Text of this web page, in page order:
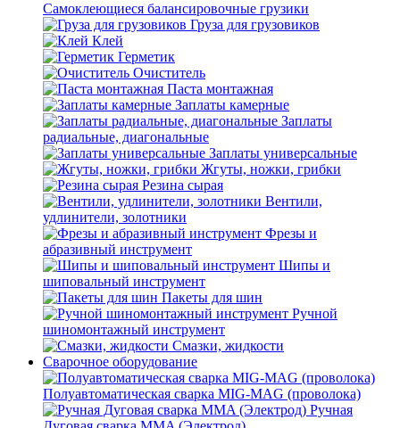
Самоклеющиеся балансировочные грузики
Груза для грузовиков
Клей
Герметик
Очиститель
Паста монтажная
Заплаты камерные
Заплаты
радиальные, диагональные
Заплаты универсальные
Жгуты, ножки, грибки
Резина сырая
Вентили,
удлинители, золотники
Фрезы и
абразивный инструмент
Шипы и
шиповальный инструмент
Пакеты для шин
Ручной
шиномонтажный инструмент
Смазки, жидкости
Сварочное оборудование
Полуавтоматическая сварка MIG-MAG (проволока)
Ручная